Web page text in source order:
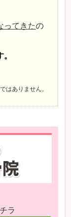
ってきたの
はありません。
ラ